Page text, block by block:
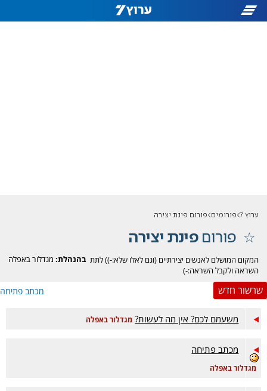
ערוץ 7 פורומים פורום פינת יצירה
פורוםפינת יצירה
בהנהלת: מגדלור באפלה
המקום המושלם לאנשים יצירתיים (וגם לאלו שלא:-)) לתת
השראה ולקבל השראה:-)
מכתב פתיחה שרשור חדש
משעמם לכם? אין מה לעשות? מגדלור באפלה
מכתב פתיחה
מגדלור באפלה